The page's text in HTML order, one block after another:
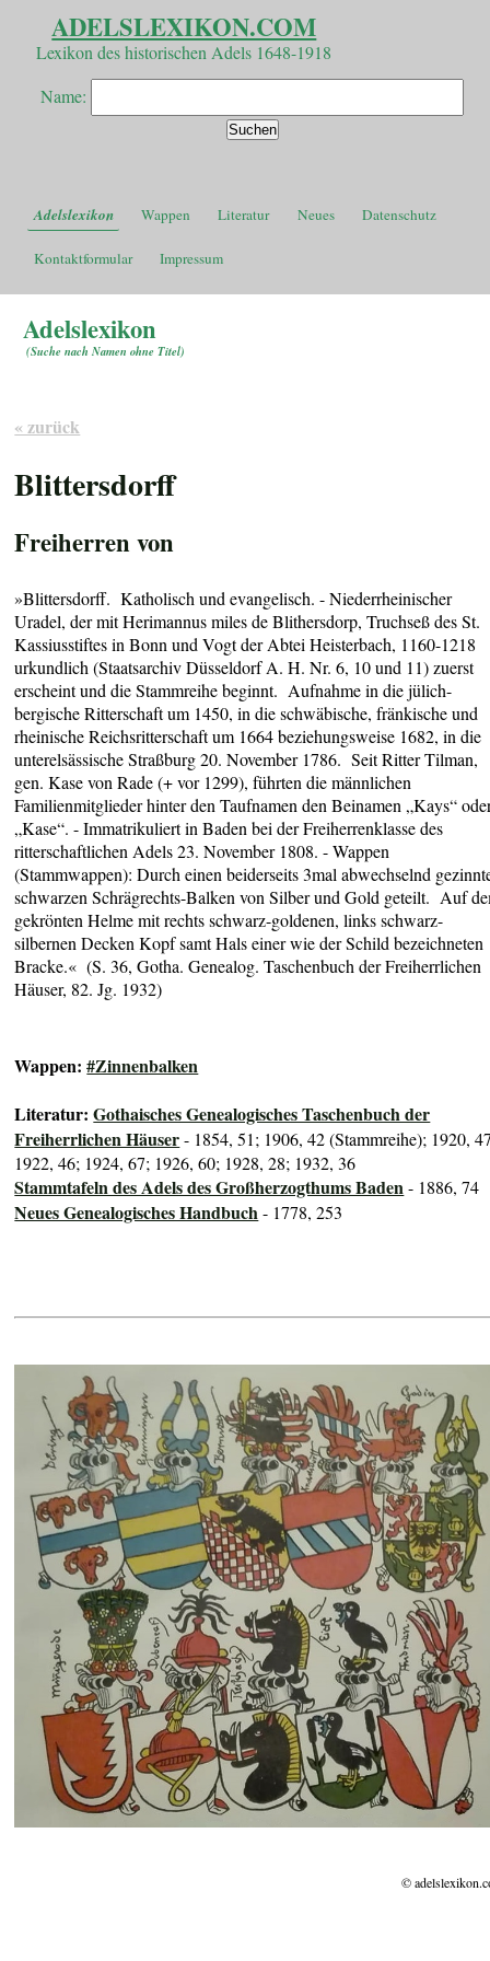
ADELSLEXIKON.COM
Lexikon des historischen Adels 1648-1918
Name:
Adelslexikon Wappen Literatur Neues Datenschutz
Kontaktformular Impressum
Adelslexikon
(Suche nach Namen ohne Titel)
« zurück
Blittersdorff
Freiherren von
»Blittersdorff. Katholisch und evangelisch. - Niederrheinischer
Uradel, der mit Herimannus miles de Blithersdorp, Truchseß des St.
Kassiusstiftes in Bonn und Vogt der Abtei Heisterbach, 1160-1218
urkundlich (Staatsarchiv Düsseldorf A. H. Nr. 6, 10 und 11) zuerst
erscheint und die Stammreihe beginnt. Aufnahme in die jülich-
bergische Ritterschaft um 1450, in die schwäbische, fränkische und
rheinische Reichsritterschaft um 1664 beziehungsweise 1682, in die
unterelsässische Straßburg 20. November 1786. Seit Ritter Tilman,
gen. Kase von Rade (+ vor 1299), führten die männlichen
Familienmitglieder hinter den Taufnamen den Beinamen „Kays“
„Kase“. - Immatrikuliert in Baden bei der Freiherrenklasse des
ritterschaftlichen Adels 23. November 1808. - Wappen
(Stammwappen): Durch einen beiderseits 3mal abwechselnd
schwarzen Schrägrechts-Balken von Silber und Gold geteilt. Auf
gekrönten Helme mit rechts schwarz-goldenen, links schwarz-
silbernen Decken Kopf samt Hals einer wie der Schild bezeichneten
Bracke.« (S. 36, Gotha. Genealog. Taschenbuch der Freiherrlichen
Häuser, 82. Jg. 1932)
Wappen:#Zinnenbalken
Literatur:Gothaisches Genealogisches Taschenbuch der
Freiherrlichen Häuser- 1854, 51; 1906, 42 (Stammreihe); 1920,
1922, 46; 1924, 67; 1926, 60; 1928, 28; 1932, 36
Stammtafeln des Adels des Großherzogthums Baden- 1886, 74
Neues Genealogisches Handbuch- 1778, 253
©